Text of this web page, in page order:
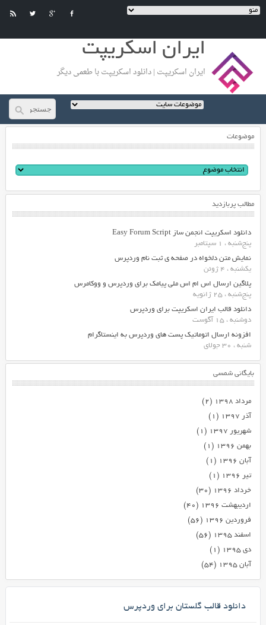
ایران اسکریپت
ایران اسکریپت | دانلود اسکریپت با طعمی دیگر
موضوعات
مطالب پربازدید
دانلود اسکریپت انجمن ساز Easy Forum Script
پنج‌شنبه ، 1 سپتامبر
نمایش متن دلخواه در صفحه ی ثبت نام وردپرس
یکشنبه ، 4 ژوئن
پلاگین ارسال اس ام اس ملی پیامک برای وردپرس و ووکامرس
پنج‌شنبه ، 25 ژانویه
دانلود قالب ایران اسکریپت برای وردپرس
دوشنبه ، 15 آگوست
افزونه ارسال اتوماتیک پست های وردپرس به اینستاگرام
شنبه ، 30 جولای
بایگانی شمسی
مرداد ۱۳۹۸
(۲)
آذر ۱۳۹۷
(۱)
شهریور ۱۳۹۷
(۱)
بهمن ۱۳۹۶
(۱)
آبان ۱۳۹۶
(۱)
تیر ۱۳۹۶
(۱)
خرداد ۱۳۹۶
(۳۰)
اردیبهشت ۱۳۹۶
(۴۰)
فروردین ۱۳۹۶
(۵۶)
اسفند ۱۳۹۵
(۵۶)
دی ۱۳۹۵
(۱)
آبان ۱۳۹۵
(۵۴)
دانلود قالب گلستان برای وردپرس